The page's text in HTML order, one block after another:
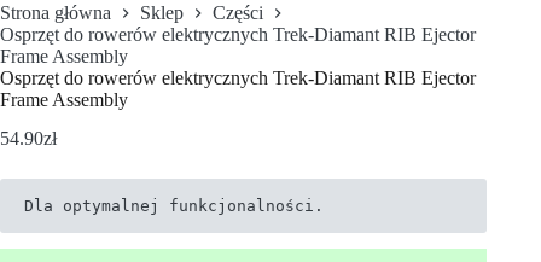
Strona główna Sklep
Części
Osprzęt do rowerów elektrycznych Trek-Diamant RIB Ejector
Frame Assembly
Osprzęt do rowerów elektrycznych Trek-Diamant RIB Ejector
Frame Assembly
54.90zł
Dla optymalnej funkcjonalności.